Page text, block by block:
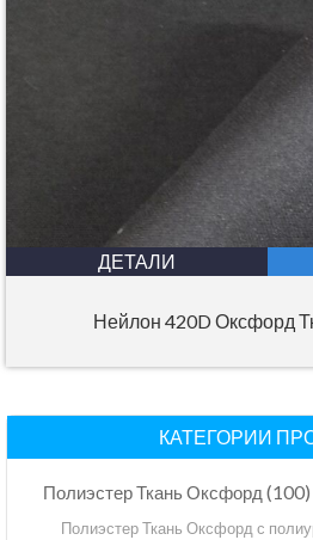
ДЕТАЛИ
Нейлон 420D Оксфорд
КАТЕГОРИИ
Полиэстер Ткань Оксфорд (100)
Полиэстер Ткань Оксфорд с